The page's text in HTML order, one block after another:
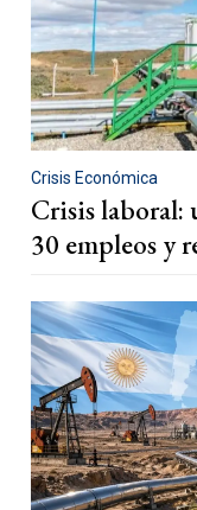
Crisis Económica
Crisis laboral:
30 empleos y